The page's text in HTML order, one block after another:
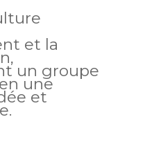
et la
un groupe
une
et